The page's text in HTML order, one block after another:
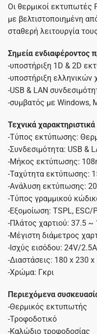
Οι θερμικοί εκτυπωτές
με βελτιστοποιημένη
σταθερή λειτουργία
Σημεία ενδιαφέροντος
-υποστήριξη 1D & 2D
-υποστήριξη ελληνικών
-USB & LAN
-συμβατός με Windows,
Τεχνικά χαρακτηριστικά
-Τύπος εκτύπωσης:
-Συνδεσιμότητα: USB &
-Μήκος εκτύπωσης:
-Ταχύτητα εκτύπωσης:
-Ανάλυση εκτύπωσης:
-Τύπος γραμμικού
-Εξομοίωση: TSPL, ESC/
-Πλάτος χαρτιού: 37.5 ~
-Μέγιστη διάμετρος
-Ισχύς εισόδου: 24V/2.5A
-Διαστάσεις: 180 x 230
-Χρώμα: Γκρι
Περιεχόμενα
-Θερμικός εκτυπωτής
-Τροφοδοτικό
-Καλώδιο τροφοδοσίας